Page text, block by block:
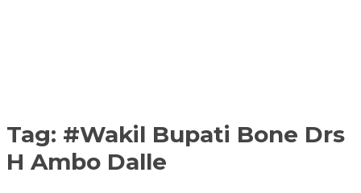
Tag: #Wakil Bupati Bone Drs
H Ambo Dalle